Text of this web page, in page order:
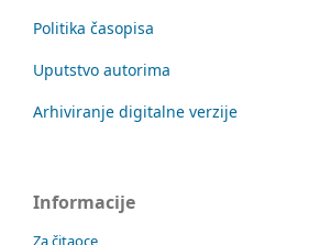
Politika časopisa
Uputstvo autorima
Arhiviranje digitalne verzije
Informacije